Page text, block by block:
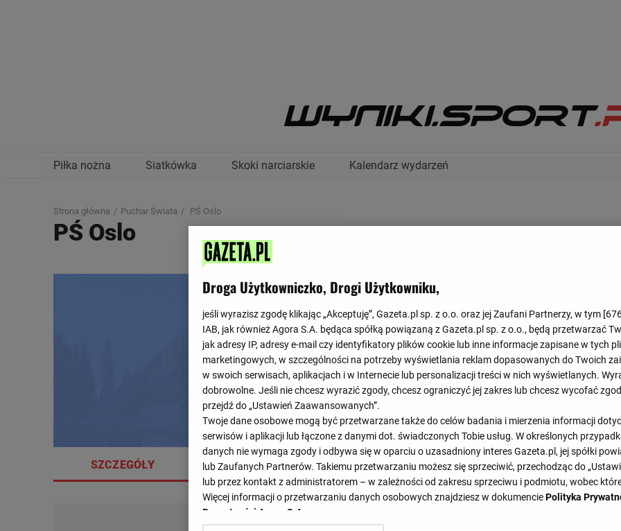
Piłka nożna Siatkówka Skoki narciarskie Kalendarz wydarzeń
Strona główna Puchar Świata PŚ Oslo
PŚ Oslo
Zakończony
1. Daniel Andre Tande
2. Anze Lanisek
3. Stefan Kraft
SZCZEGÓŁY KWALIFIKACJE WYNIKI LISTA STARTOWA
Droga Użytkowniczko, Drogi Użytkowniku,
jeśli wyrazisz zgodę klikając „Akceptuję”, Gazeta.pl sp. z o.o. oraz jej Zaufani Partnerzy, w tym [
IAB, jak również Agora S.A. będąca spółką powiązaną z Gazeta.pl sp. z o.o., będą przetwarzać
jak adresy IP, adresy e-mail czy identyfikatory plików cookie lub inne informacje zapisane w tych
marketingowych, w szczególności na potrzeby wyświetlania reklam dopasowanych do Twoich
w swoich serwisach, aplikacjach i w Internecie lub personalizacji treści w nich wyświetlanych.
dobrowolne. Jeśli nie chcesz wyrazić zgody, chcesz ograniczyć jej zakres lub chcesz wycofać
przejdź do „Ustawień Zaawansowanych”.
Twoje dane osobowe mogą być przetwarzane także do celów badania i mierzenia informacji
serwisów i aplikacji lub łączone z danymi dot. świadczonych Tobie usług. W określonych
danych nie wymaga zgody i odbywa się w oparciu o uzasadniony interes Gazeta.pl, jej spółki
lub Zaufanych Partnerów. Takiemu przetwarzaniu możesz się sprzeciwić, przechodząc do
lub przez kontakt z administratorem – w zależności od zakresu sprzeciwu i podmiotu, wobec
Więcej informacji o przetwarzaniu danych osobowych znajdziesz w dokumenciePolityka
Prywatności Agora S.A.